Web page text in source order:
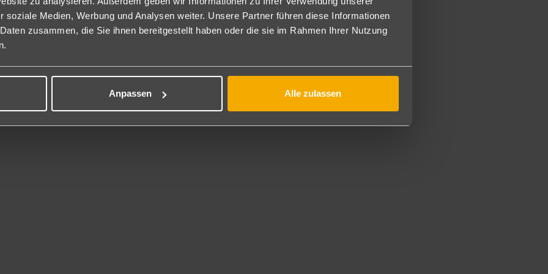
soziale Medien, Werbung und Analysen weiter. Unsere Partner führen diese Informationen
zusammen, die Sie ihnen bereitgestellt haben oder die sie im Rahmen Ihrer Nutzung
Anpassen Alle zulassen
Inclusive: Frühstück, Mittag- und Abendessen vom Buffet, Spätaufsteherfrühstück, mittags Snacks am Nachmittag Kaffee/Tee
von 10-24 Uhr an verschiedenen Bars. Das Tragen eines All Inclusive-Armbandes ist obligatorisch. Die Minibar wird bei
mit Wasser befühlt und bei Bedarf täglich nachgefüllt.
im All Inclusive enthalten: Frische Fruchtsäfte, Getränke in der Diskothek, Importgetränke, Getränke nach 24 Uhr und alle
Getränke sowie Cocktails.